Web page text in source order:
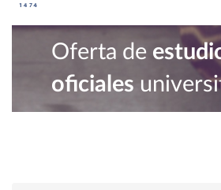
Oferta de
oficiales